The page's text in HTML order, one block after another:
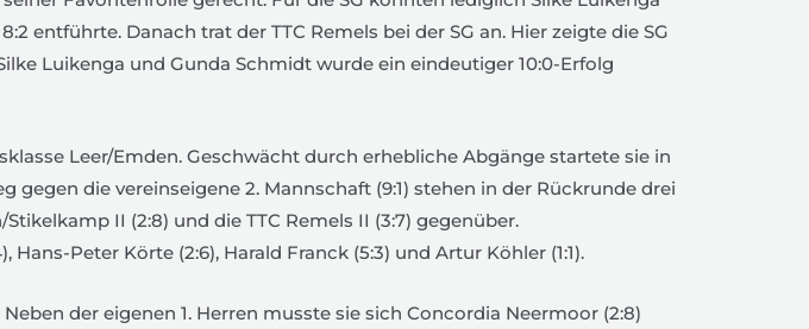
entführte. Danach trat der TTC Remels bei der SG an. Hier zeigte die SG
Luikenga und Gunda Schmidt wurde ein eindeutiger 10:0-Erfolg
Leer/Emden. Geschwächt durch erhebliche Abgänge startete sie in
gegen die vereinseigene 2. Mannschaft (9:1) stehen in der Rückrunde drei
II (2:8) und die TTC Remels II (3:7) gegenüber.
Peter Körte (2:6), Harald Franck (5:3) und Artur Köhler (1:1).
der eigenen 1. Herren musste sie sich Concordia Neermoor (2:8)